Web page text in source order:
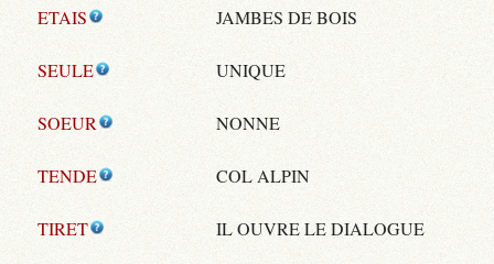
ETAIS JAMBES DE BOIS
SEULE UNIQUE
SOEUR NONNE
TENDE COL ALPIN
TIRET IL OUVRE LE DIALOGUE